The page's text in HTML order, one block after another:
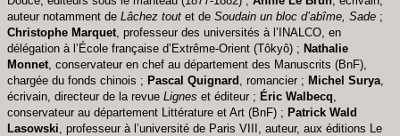
auteur notamment de Lâchez tout et de Soudain un bloc d’abîme, Sade ;
Christophe Marquet , professeur des universités à l’INALCO, en
délégation à l’École française d’Extrême-Orient (Tôkyô) ; Nathalie
Monnet , conservateur en chef au département des Manuscrits (BnF),
chargée du fonds chinois ; Pascal Quignard , romancier ; Michel Surya
écrivain, directeur de la revue Lignes et éditeur ; Éric Walbecq
conservateur au département Littérature et Art (BnF) ; Patrick Wald
Lasowski , professeur à l’université de Paris VIII, auteur, aux éditions Le